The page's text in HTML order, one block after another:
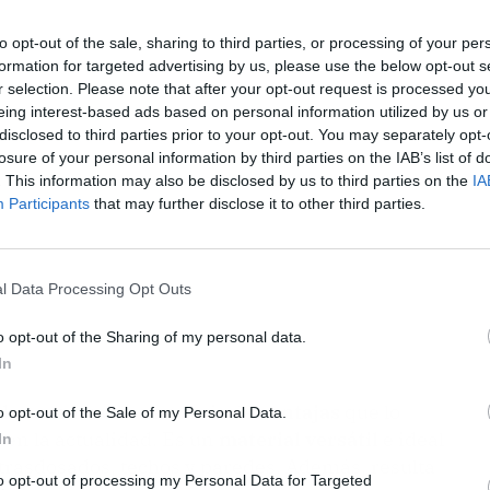
opt-out of the sale, sharing to third parties, or processing of your
for targeted advertising by us, please use the below opt-out
selection. Please note that after your opt-out request is processed
interest-based ads based on personal information utilized by us
to third parties prior to your opt-out. You may separately
of your personal information by third parties on the IAB’s list of
This information may also be disclosed by us to third parties on the
Participants that may further disclose it to other third parties.
Data Processing Opt Outs
opt-out of the Sharing of my personal data.
opt-out of the Sale of my Personal Data.
opt-out of processing my Personal Data for Targeted
cuenta con una serie deventajas
la actualidad. Es un
techos y paredes. Además, resulta